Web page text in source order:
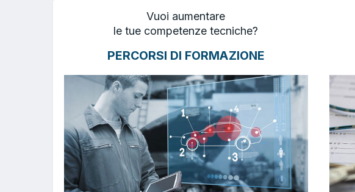
Vuoi aumentare
le tue competenze tecniche?
PERCORSI DI FORMAZIONE